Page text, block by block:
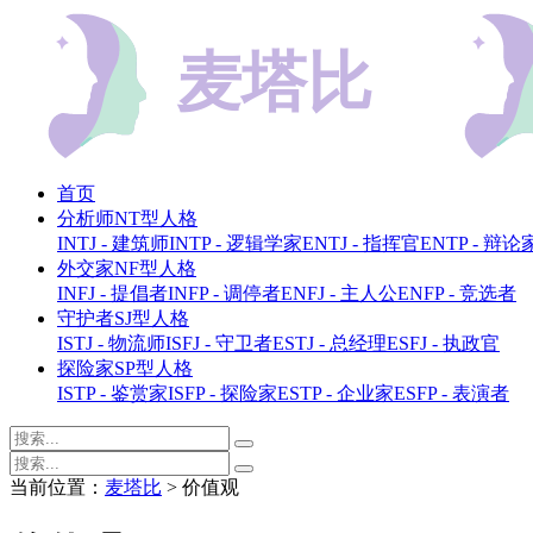
首页
分析师NT型人格
INTJ - 建筑师INTP - 逻辑学家ENTJ - 指挥官ENTP - 辩论
外交家NF型人格
INFJ - 提倡者INFP - 调停者ENFJ - 主人公ENFP - 竞选者
守护者SJ型人格
ISTJ - 物流师ISFJ - 守卫者ESTJ - 总经理ESFJ - 执政官
探险家SP型人格
ISTP - 鉴赏家ISFP - 探险家ESTP - 企业家ESFP - 表演者
当前位置： 麦塔比 > 价值观